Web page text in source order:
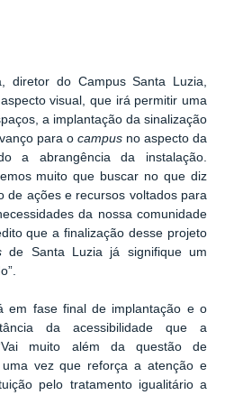
, diretor do Campus Santa Luzia,
visual, que irá permitir uma
a implantação da sinalização
para o campus no aspecto da
a abrangência da instalação.
muito que buscar no que diz
de ações e recursos voltados para
da nossa comunidade
que a finalização desse projeto
de Santa Luzia já signifique um
em fase final de implantação e o
da acessibilidade que a
muito além da questão de
vez que reforça a atenção e
pelo tratamento igualitário a